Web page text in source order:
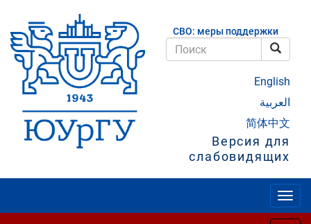
основному
содержанию
СВО: меры поддержки
English
العربية
简体中文
Версия для
слабовидящих